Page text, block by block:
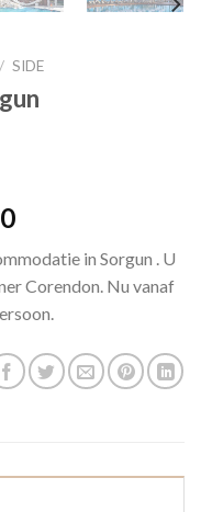
/ SIDE
in Sorgun . U
Corendon. Nu vanaf